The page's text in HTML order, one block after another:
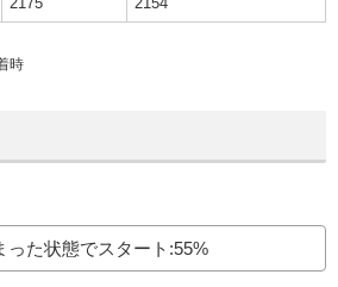
時
った状態でスタート:55%